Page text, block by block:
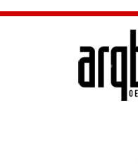
Skip to main content